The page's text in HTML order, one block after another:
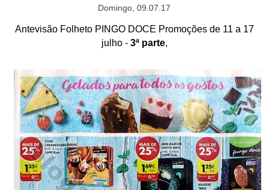
Domingo, 09.07.17
Antevisão Folheto PINGO DOCE Promoções de 11 a 17
julho - 3ª parte,